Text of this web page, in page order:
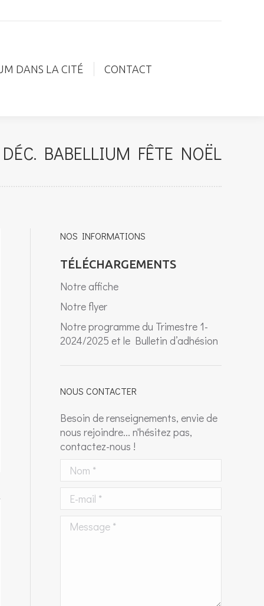
DANS LA CITÉ CONTACT
BABELLIUM FÊTE NOËL
NOS INFORMATIONS
TÉLÉCHARGEMENTS
Notre affiche
Notre flyer
Notre programme du Trimestre 1-
2024/2025 et le Bulletin d’adhésion
NOUS CONTACTER
Besoin de renseignements, envie de
nous rejoindre... n'hésitez pas,
contactez-nous !
Nom *
E-mail *
Message *